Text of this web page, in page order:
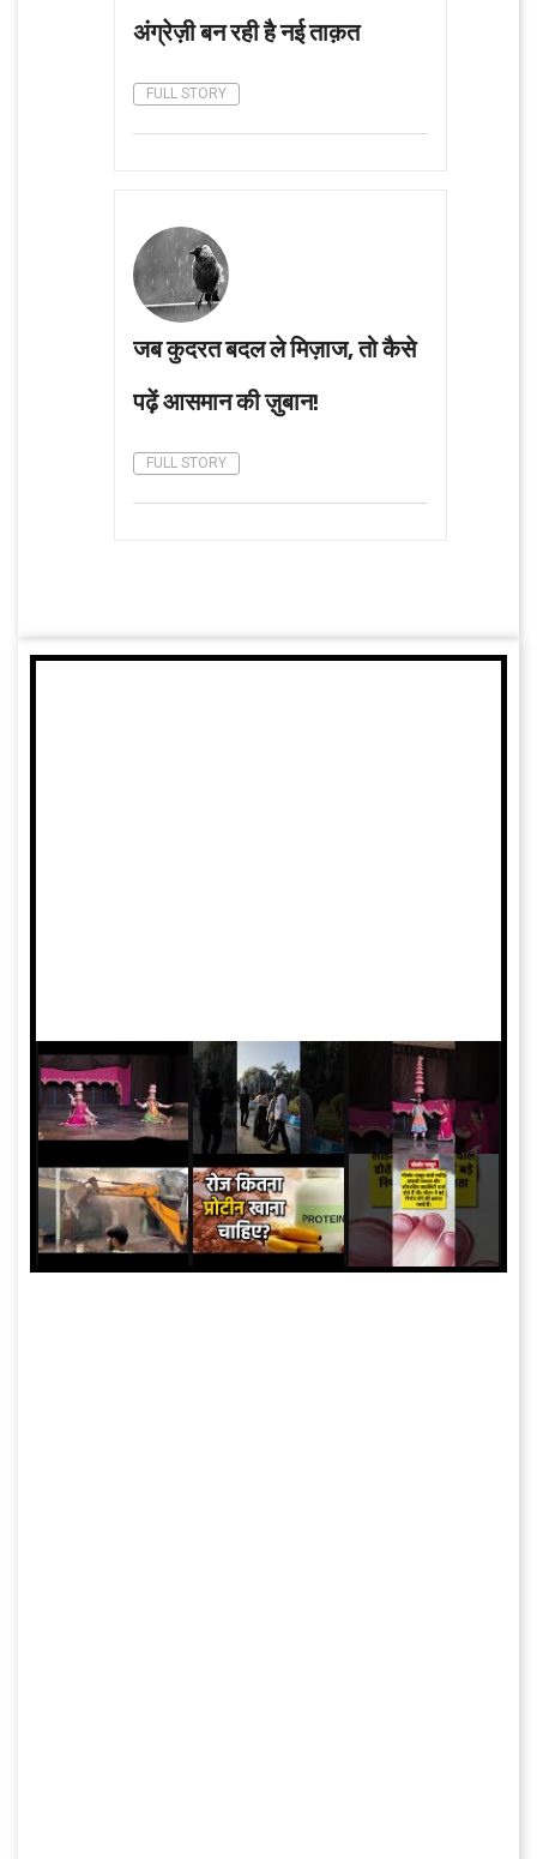
अंग्रेज़ी बन रही है नई ताक़त
FULL STORY
जब कुदरत बदल ले मिज़ाज, तो कैसे
पढ़ें आसमान की ज़ुबान!
FULL STORY